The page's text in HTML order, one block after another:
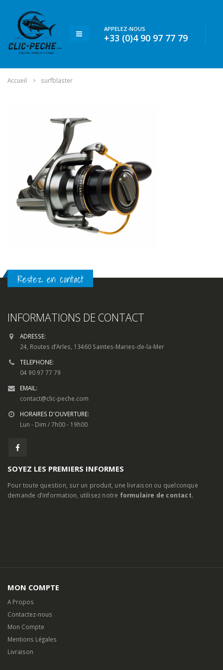
APPELEZ-NOUS
+33 (0)4 90 97 77 79
Accueil surfblaster
Restez en contact
INFORMATIONS DE CONTACT
ADRESSE:
24, Routes d’Arles, 13460 Saintes-Maries-de-la-Mer
TELEPHONE:
04 90 97 77 79
EMAIL:
contact@clic-peche.com
HORAIRES D'OUVERTURE:
Lun - Dim / 7h00 - 19h00
SOYEZ LES PREMIERS INFORMES
Pour toute question, sur un produit, une livraison ou quelconque
demande d’information, utilisez notre formulaire de contact.
MON COMPTE
A Propos
Contactez-nous
Mon Compte
Mentions Légales
Livraison